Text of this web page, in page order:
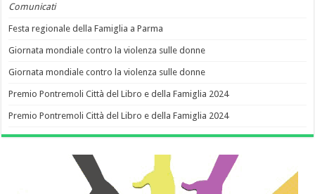
Comunicati
Festa regionale della Famiglia a Parma
Giornata mondiale contro la violenza sulle donne
Giornata mondiale contro la violenza sulle donne
Premio Pontremoli Città del Libro e della Famiglia 2024
Premio Pontremoli Città del Libro e della Famiglia 2024